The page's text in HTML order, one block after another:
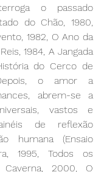
o passado
do Chão, 1980,
1982, O Ano da
1984, A Jangada
do Cerco de
o amor a
abrem-se a
vastos e
de reflexão
humana (Ensaio
1995, Todos os
Caverna, 2000, O